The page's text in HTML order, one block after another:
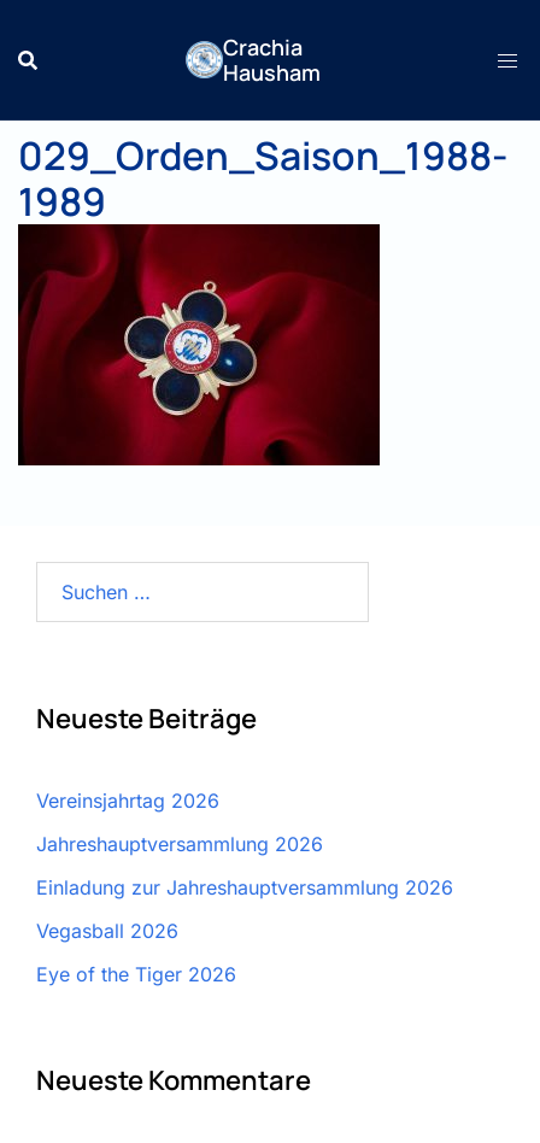
Inhalt
springen
Crachia
Hausham
029_Orden_Saison_1988-
1989
nach:
Neueste Beiträge
Vereinsjahrtag 2026
Jahreshauptversammlung 2026
Einladung zur Jahreshauptversammlung 2026
Vegasball 2026
Eye of the Tiger 2026
Neueste Kommentare